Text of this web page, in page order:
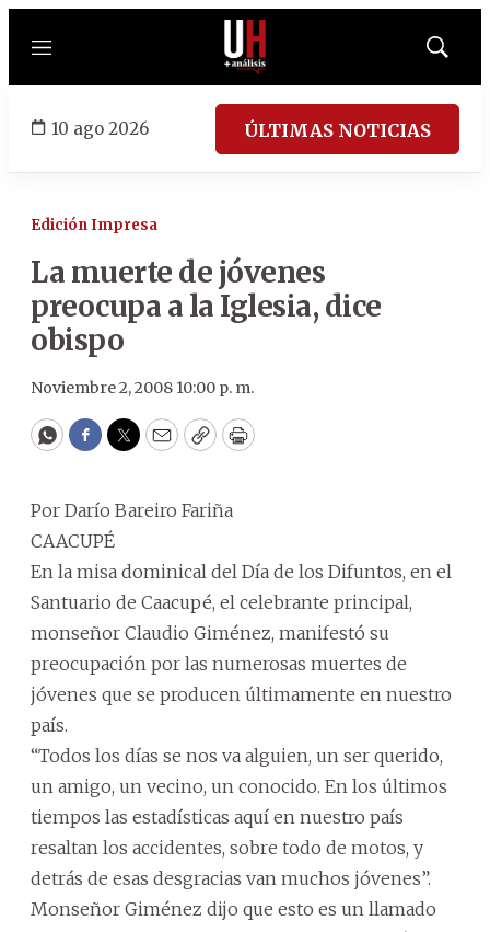
Menú
Mostrar
10 ago 2026 ÚLTIMAS NOTICIAS
Edición Impresa
La muerte de jóvenes
preocupa a la Iglesia, dice
obispo
Noviembre 2, 2008 10:00 p. m.
WhatsApp
Facebook
Twitter
EmailCopyPrint
Por Darío Bareiro Fariña
CAACUPÉ
En la misa dominical del Día de los Difuntos, en el
Santuario de Caacupé, el celebrante principal,
monseñor Claudio Giménez, manifestó su
preocupación por las numerosas muertes de
jóvenes que se producen últimamente en nuestro
país.
“Todos los días se nos va alguien, un ser querido,
un amigo, un vecino, un conocido. En los últimos
tiempos las estadísticas aquí en nuestro país
resaltan los accidentes, sobre todo de motos, y
detrás de esas desgracias van muchos jóvenes”.
Monseñor Giménez dijo que esto es un llamado